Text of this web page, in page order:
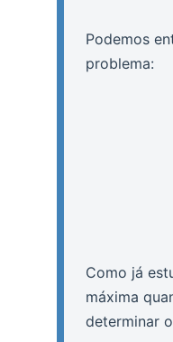
Podemos
problema:
Como já
máxima
determinar